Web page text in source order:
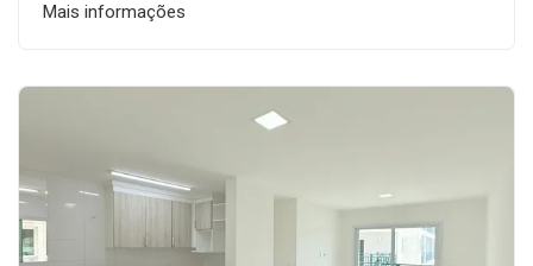
Mais informações